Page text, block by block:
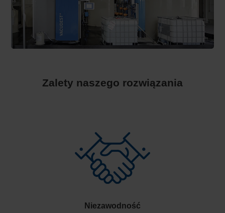
Zalety naszego rozwiązania
Niezawodność